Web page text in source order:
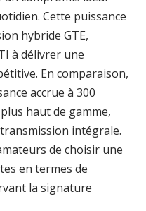
Cette puissance
hybride GTE,
à délivrer une
En comparaison,
accrue à 300
haut de gamme,
intégrale.
de choisir une
en termes de
la signature